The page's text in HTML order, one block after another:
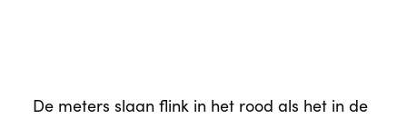
De meters slaan flink in het rood als het in de